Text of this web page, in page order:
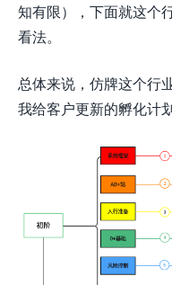
知有限），下面就这个
看法。
总体来说，仿牌这个行
我给客户更新的孵化计